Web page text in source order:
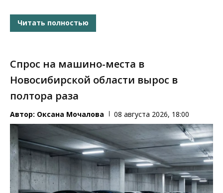
Читать полностью
Спрос на машино-места в
Новосибирской области вырос в
полтора раза
Автор: Оксана Мочалова 08 августа 2026, 18:00